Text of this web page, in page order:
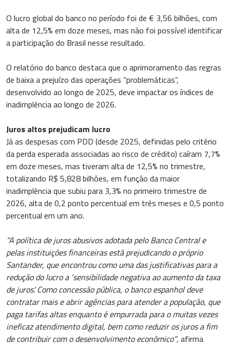
O lucro global do banco no período foi de € 3,56 bilhões, com
alta de 12,5% em doze meses, mas não foi possível identificar
a participação do Brasil nesse resultado.
O relatório do banco destaca que o aprimoramento das regras
de baixa a prejuízo das operações “problemáticas”,
desenvolvido ao longo de 2025, deve impactar os índices de
inadimplência ao longo de 2026.
Juros altos prejudicam lucro
Já as despesas com PDD (desde 2025, definidas pelo critério
da perda esperada associadas ao risco de crédito) caíram 7,7%
em doze meses, mas tiveram alta de 12,5% no trimestre,
totalizando R$ 5,828 bilhões, em função da maior
inadimplência que subiu para 3,3% no primeiro trimestre de
2026, alta de 0,2 ponto percentual em três meses e 0,5 ponto
percentual em um ano.
“A política de juros abusivos adotada pelo Banco Central e
pelas instituições financeiras está prejudicando o próprio
Santander, que encontrou como uma das justificativas para a
redução do lucro a ‘sensibilidade negativa ao aumento da taxa
de juros’. Como concessão pública, o banco espanhol deve
contratar mais e abrir agências para atender a população, que
paga tarifas altas enquanto é empurrada para o muitas vezes
ineficaz atendimento digital, bem como reduzir os juros a fim
de contribuir com o desenvolvimento econômico”, afirma